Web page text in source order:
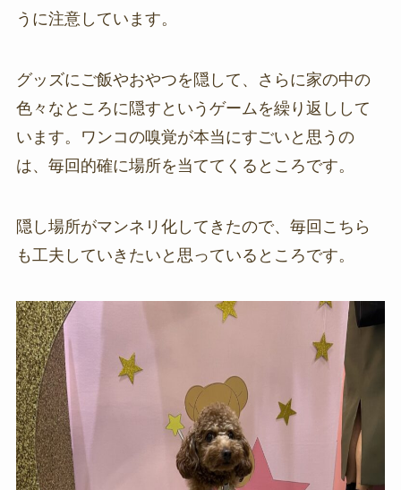
うに注意しています。
グッズにご飯やおやつを隠して、さらに家の中の
色々なところに隠すというゲームを繰り返しして
います。ワンコの嗅覚が本当にすごいと思うの
は、毎回的確に場所を当ててくるところです。
隠し場所がマンネリ化してきたので、毎回こちら
も工夫していきたいと思っているところです。